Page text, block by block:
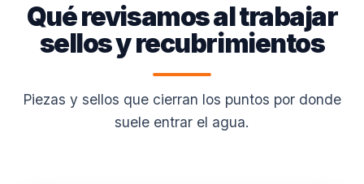
Qué revisamos al trabajar
sellos y recubrimientos
Piezas y sellos que cierran los puntos por donde
suele entrar el agua.